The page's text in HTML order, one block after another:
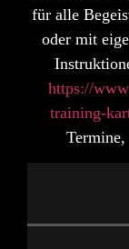
für alle
oder mit
https://
training-
Termine,